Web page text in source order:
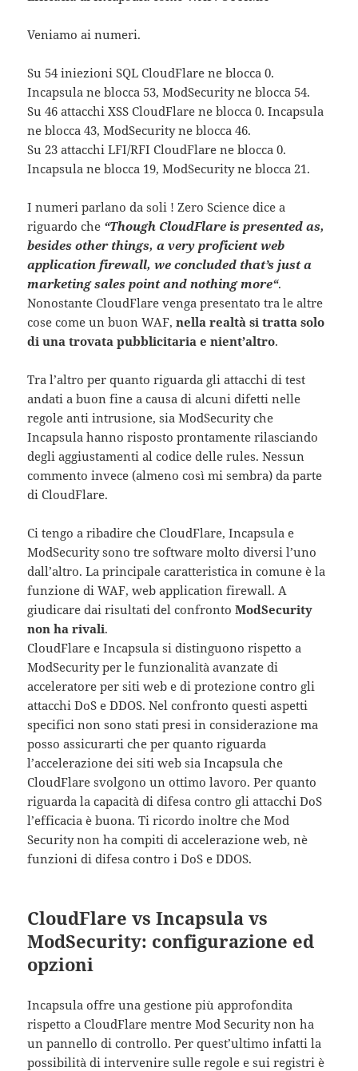
Veniamo ai numeri.
Su 54 iniezioni SQL CloudFlare ne blocca 0.
Incapsula ne blocca 53, ModSecurity ne blocca 54.
Su 46 attacchi XSS CloudFlare ne blocca 0. Incapsula
ne blocca 43, ModSecurity ne blocca 46.
Su 23 attacchi LFI/RFI CloudFlare ne blocca 0.
Incapsula ne blocca 19, ModSecurity ne blocca 21.
I numeri parlano da soli ! Zero Science dice a
riguardo che “Though CloudFlare is presented as,
besides other things, a very proficient web
application firewall, we concluded that’s just a
marketing sales point and nothing more“.
Nonostante CloudFlare venga presentato tra le altre
cose come un buon WAF,nella realtà si tratta solo
di una trovata pubblicitaria e nient’altro.
Tra l’altro per quanto riguarda gli attacchi di test
andati a buon fine a causa di alcuni difetti nelle
regole anti intrusione, sia ModSecurity che
Incapsula hanno risposto prontamente rilasciando
degli aggiustamenti al codice delle rules. Nessun
commento invece (almeno così mi sembra) da parte
di CloudFlare.
Ci tengo a ribadire che CloudFlare, Incapsula e
ModSecurity sono tre software molto diversi l’uno
dall’altro. La principale caratteristica in comune è la
funzione di WAF, web application firewall. A
giudicare dai risultati del confrontoModSecurity
non ha rivali.
CloudFlare e Incapsula si distinguono rispetto a
ModSecurity per le funzionalità avanzate di
acceleratore per siti web e di protezione contro gli
attacchi DoS e DDOS. Nel confronto questi aspetti
specifici non sono stati presi in considerazione ma
posso assicurarti che per quanto riguarda
l’accelerazione dei siti web sia Incapsula che
CloudFlare svolgono un ottimo lavoro. Per quanto
riguarda la capacità di difesa contro gli attacchi DoS
l’efficacia è buona. Ti ricordo inoltre che Mod
Security non ha compiti di accelerazione web, nè
funzioni di difesa contro i DoS e DDOS.
CloudFlare vs Incapsula vs
ModSecurity: configurazione ed
opzioni
Incapsula offre una gestione più approfondita
rispetto a CloudFlare mentre Mod Security non ha
un pannello di controllo. Per quest’ultimo infatti la
possibilità di intervenire sulle regole e sui registri è